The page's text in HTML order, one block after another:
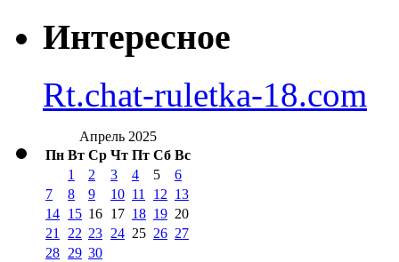
Интересное
Rt.chat-ruletka-18.com
Апрель 2025
Пн Вт Ср Чт Пт Сб Вс
1 2 3 4 5
6
7
8 9 10 11 12 13
14 15 16 17 18 19 20
21
22 23 24 25 26 27
28 29 30